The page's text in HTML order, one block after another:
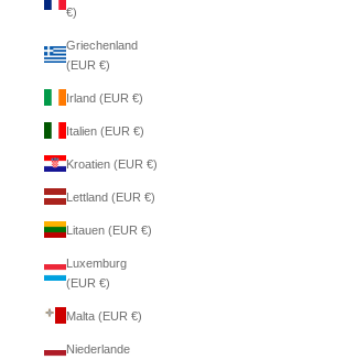
€)
Griechenland
(EUR €)
Irland (EUR €)
Italien (EUR €)
Kroatien (EUR €)
Lettland (EUR €)
Litauen (EUR €)
Luxemburg
(EUR €)
Malta (EUR €)
Niederlande